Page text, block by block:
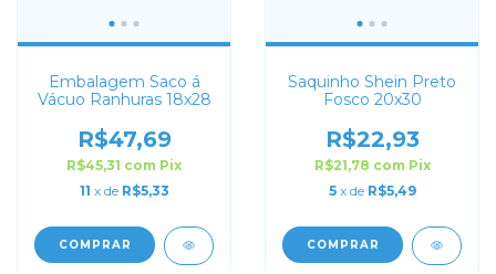
Embalagem Saco á
Vácuo Ranhuras 18x28
R$47,69
R$45,31 com Pix
11 x de R$5,33
COMPRAR
Saquinho Shein Preto
Fosco 20x30
R$22,93
R$21,78 com Pix
5 x de R$5,49
COMPRAR